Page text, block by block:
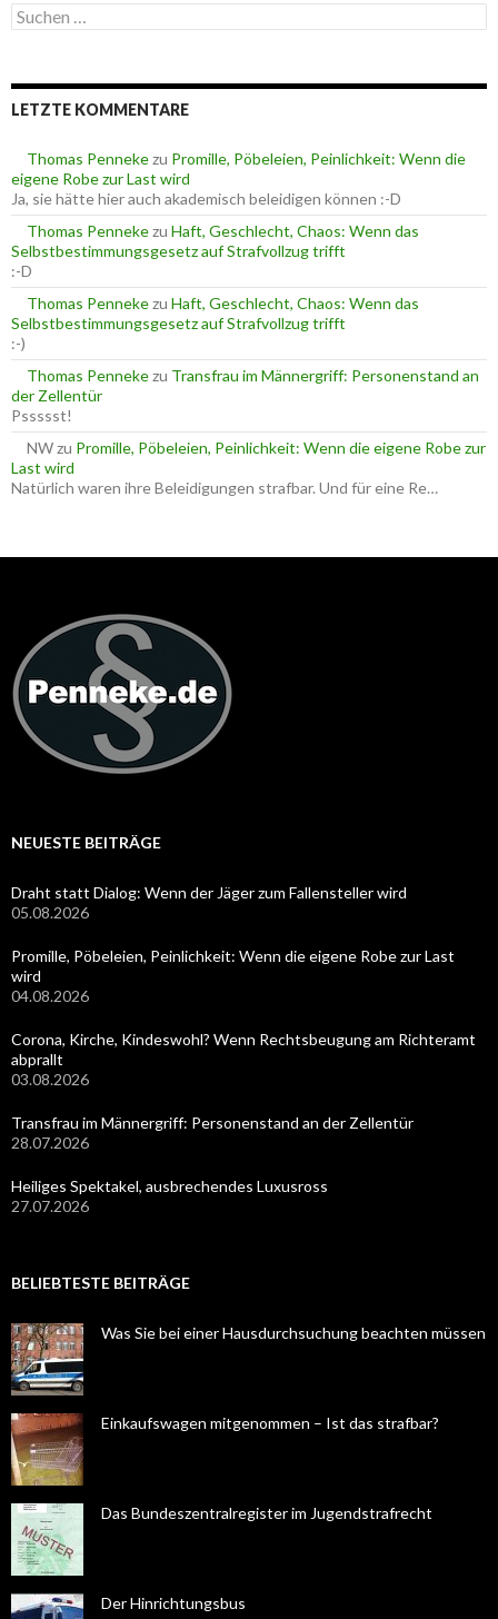
g
o
n
S
u
e
n
c
h
:
LETZTE KOMMENTARE
Thomas Pennekezu Promille, Pöbeleien, Peinlichkeit: Wenn die
eigene Robe zur Last wird
Ja, sie hätte hier auch akademisch beleidigen können :-D
Thomas Pennekezu Haft, Geschlecht, Chaos: Wenn das
Selbstbestimmungsgesetz auf Strafvollzug trifft
:-D
Thomas Pennekezu Haft, Geschlecht, Chaos: Wenn das
Selbstbestimmungsgesetz auf Strafvollzug trifft
:-)
Thomas Pennekezu Transfrau im Männergriff: Personenstand an
der Zellentür
Pssssst!
NWzu Promille, Pöbeleien, Peinlichkeit: Wenn die eigene Robe zur
Last wird
Natürlich waren ihre Beleidigungen strafbar. Und für eine Re…
NEUESTE BEITRÄGE
Draht statt Dialog: Wenn der Jäger zum Fallensteller wird
05.08.2026
Promille, Pöbeleien, Peinlichkeit: Wenn die eigene Robe zur Last
wird
04.08.2026
Corona, Kirche, Kindeswohl? Wenn Rechtsbeugung am Richteramt
abprallt
03.08.2026
Transfrau im Männergriff: Personenstand an der Zellentür
28.07.2026
Heiliges Spektakel, ausbrechendes Luxusross
27.07.2026
BELIEBTESTE BEITRÄGE
Was Sie bei einer Hausdurchsuchung beachten müssen
Einkaufswagen mitgenommen – Ist das strafbar?
Das Bundeszentralregister im Jugendstrafrecht
Der Hinrichtungsbus